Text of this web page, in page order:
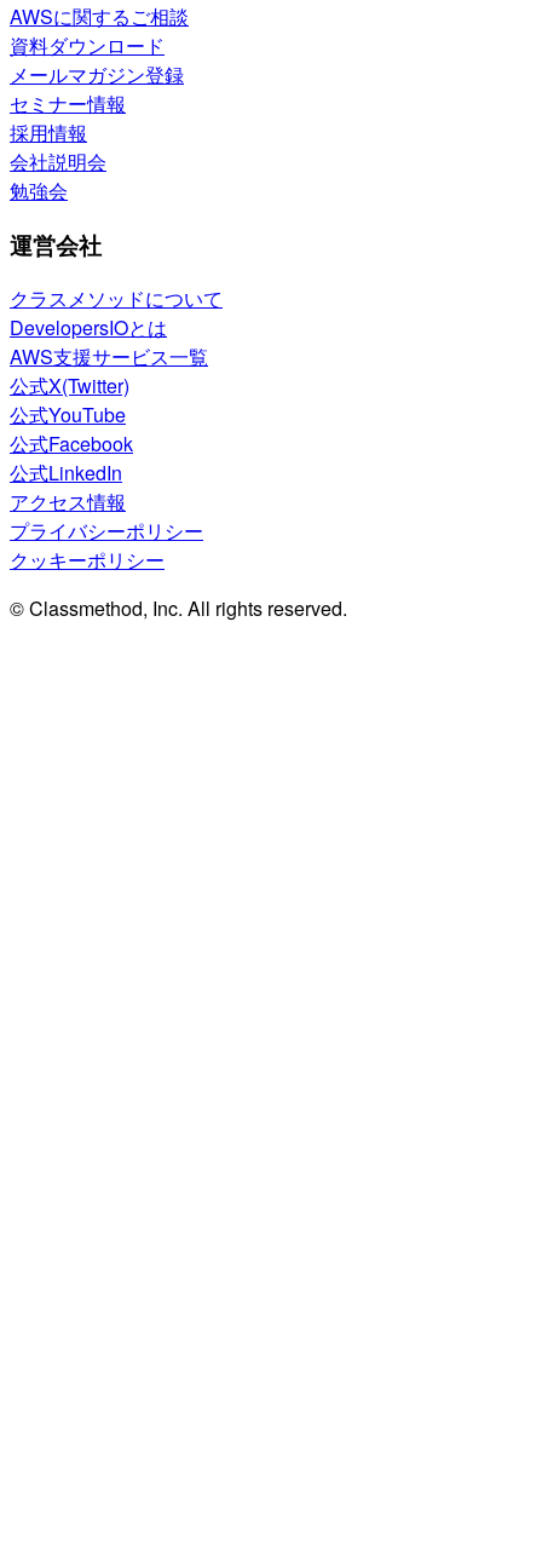
AWSに関するご相談
資料ダウンロード
メールマガジン登録
セミナー情報
採用情報
会社説明会
勉強会
運営会社
クラスメソッドについて
DevelopersIOとは
AWS支援サービス一覧
公式X(Twitter)
公式YouTube
公式Facebook
公式LinkedIn
アクセス情報
プライバシーポリシー
クッキーポリシー
© Classmethod, Inc. All rights reserved.